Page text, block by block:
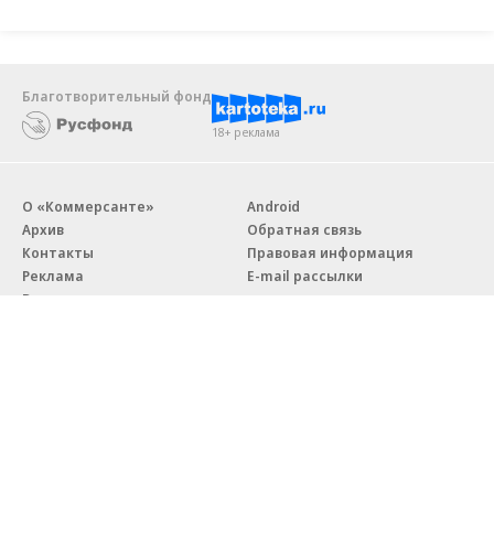
Благотворительный фонд
18+ реклама
О «Коммерсанте»
Архив
Контакты
Реклама
Вакансии
Android
Обратная связь
Правовая информация
E-mail рассылки